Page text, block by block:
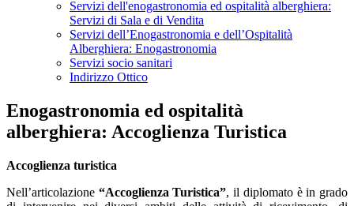
Servizi dell'enogastronomia ed ospitalità alberghiera:
Servizi di Sala e di Vendita
Servizi dell’Enogastronomia e dell’Ospitalità
Alberghiera: Enogastronomia
Servizi socio sanitari
Indirizzo Ottico
Enogastronomia ed ospitalità
alberghiera: Accoglienza Turistica
Accoglienza turistica
Nell’articolazione “Accoglienza Turistica”, il diplomato è in grado